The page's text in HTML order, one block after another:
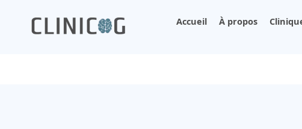
Accueil À propos